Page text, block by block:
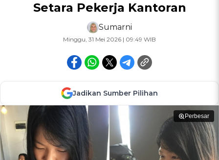
Setara Pekerja Kantoran
Sumarni
Minggu, 31 Mei 2026 | 09:49 WIB
Jadikan Sumber Pilihan
Perbesar